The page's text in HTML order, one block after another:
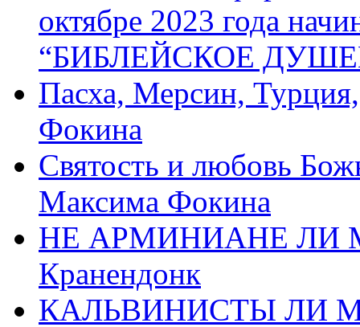
октябре 2023 года
“БИБЛЕЙСКОЕ
Пасха, Мерсин,
Фокина
Святость и любовь
Максима Фокина
НЕ АРМИНИАНЕ ЛИ
Кранендонк
КАЛЬВИНИСТЫ ЛИ